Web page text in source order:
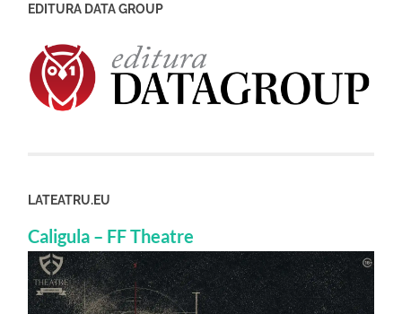
EDITURA DATA GROUP
LATEATRU.EU
Caligula – FF Theatre